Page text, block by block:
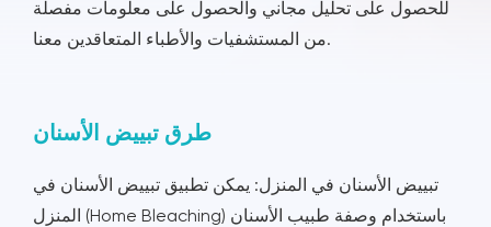
للحصول على تحليل مجاني والحصول على معلومات مفصلة
من المستشفيات والأطباء المتعاقدين معنا.
طرق تبييض الأسنان
تبييض الأسنان في المنزل: يمكن تطبيق تبييض الأسنان في
المنزل (Home Bleaching) باستخدام وصفة طبيب الأسنان